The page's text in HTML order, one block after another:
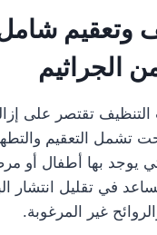
وتعقيم
الجراثيم
تقتصر على
تشمل التعقيم
يوجد بها أطفال أو
في تقليل انتشار
غير المرغوبة.